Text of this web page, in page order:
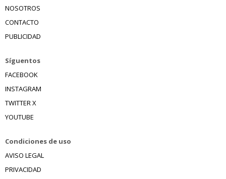
NOSOTROS
CONTACTO
PUBLICIDAD
Síguentos
FACEBOOK
INSTAGRAM
TWITTER X
YOUTUBE
Condiciones de uso
AVISO LEGAL
PRIVACIDAD